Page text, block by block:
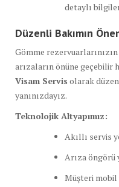
detaylı
Düzenli Bakımın
Gömme
arızaların önüne geçebilir
Visam Servis olarak
yanınızdayız.
Teknolojik Altyapımız:
Akıllı servis
Arıza öngörü
Müşteri mobil